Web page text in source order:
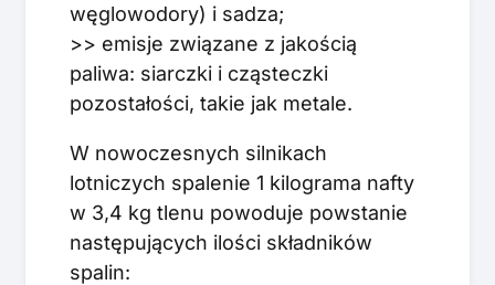
węglowodory) i sadza;
>> emisje związane z jakością
paliwa: siarczki i cząsteczki
pozostałości, takie jak metale.
W nowoczesnych silnikach
lotniczych spalenie 1 kilograma nafty
w 3,4 kg tlenu powoduje powstanie
następujących ilości składników
spalin: